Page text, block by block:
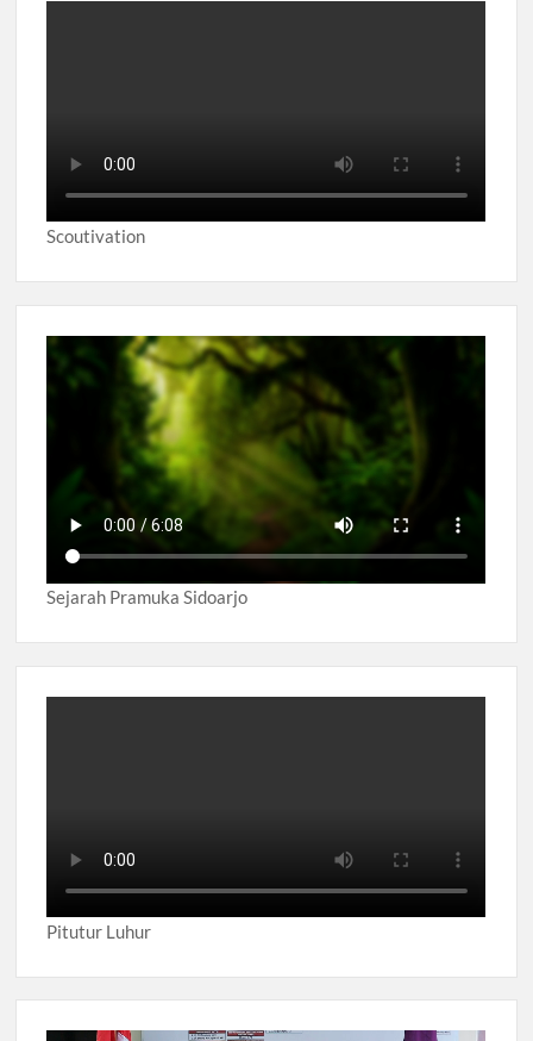
Scoutivation
Sejarah Pramuka Sidoarjo
Pitutur Luhur